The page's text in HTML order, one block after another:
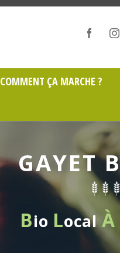
COMMENT ÇA MARCHE ?
GAYET
Bio LocalÀ